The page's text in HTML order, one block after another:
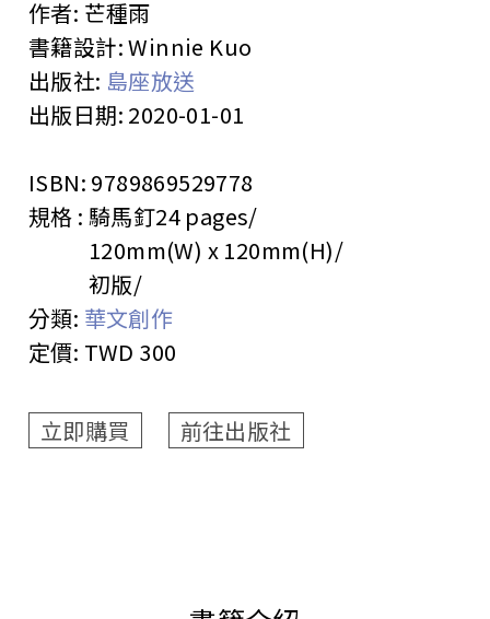
作者: 芒種雨
書籍設計:Winnie Kuo
出版社: 島座放送
出版日期: 2020-01-01
ISBN: 9789869529778
規格 : 騎馬釘24 pages
120mm(W) x 120mm(H)
初版
分類: 華文創作
定價: TWD 300
立即購買 前往出版社